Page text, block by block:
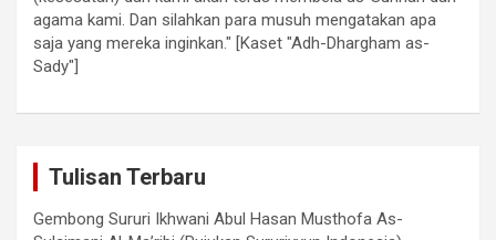
agama kami. Dan silahkan para musuh mengatakan apa
saja yang mereka inginkan." [Kaset "Adh-Dhargham as-
Sady"]
Tulisan Terbaru
Gembong Sururi Ikhwani Abul Hasan Musthofa As-